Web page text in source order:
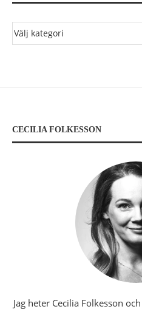
CECILIA FOLKESSON
Jag heter Cecilia Folkesson